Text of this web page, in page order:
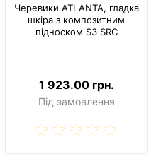
Черевики ATLANTA, гладка
шкіра з композитним
підноском S3 SRC
1 923.00 грн.
Під замовлення